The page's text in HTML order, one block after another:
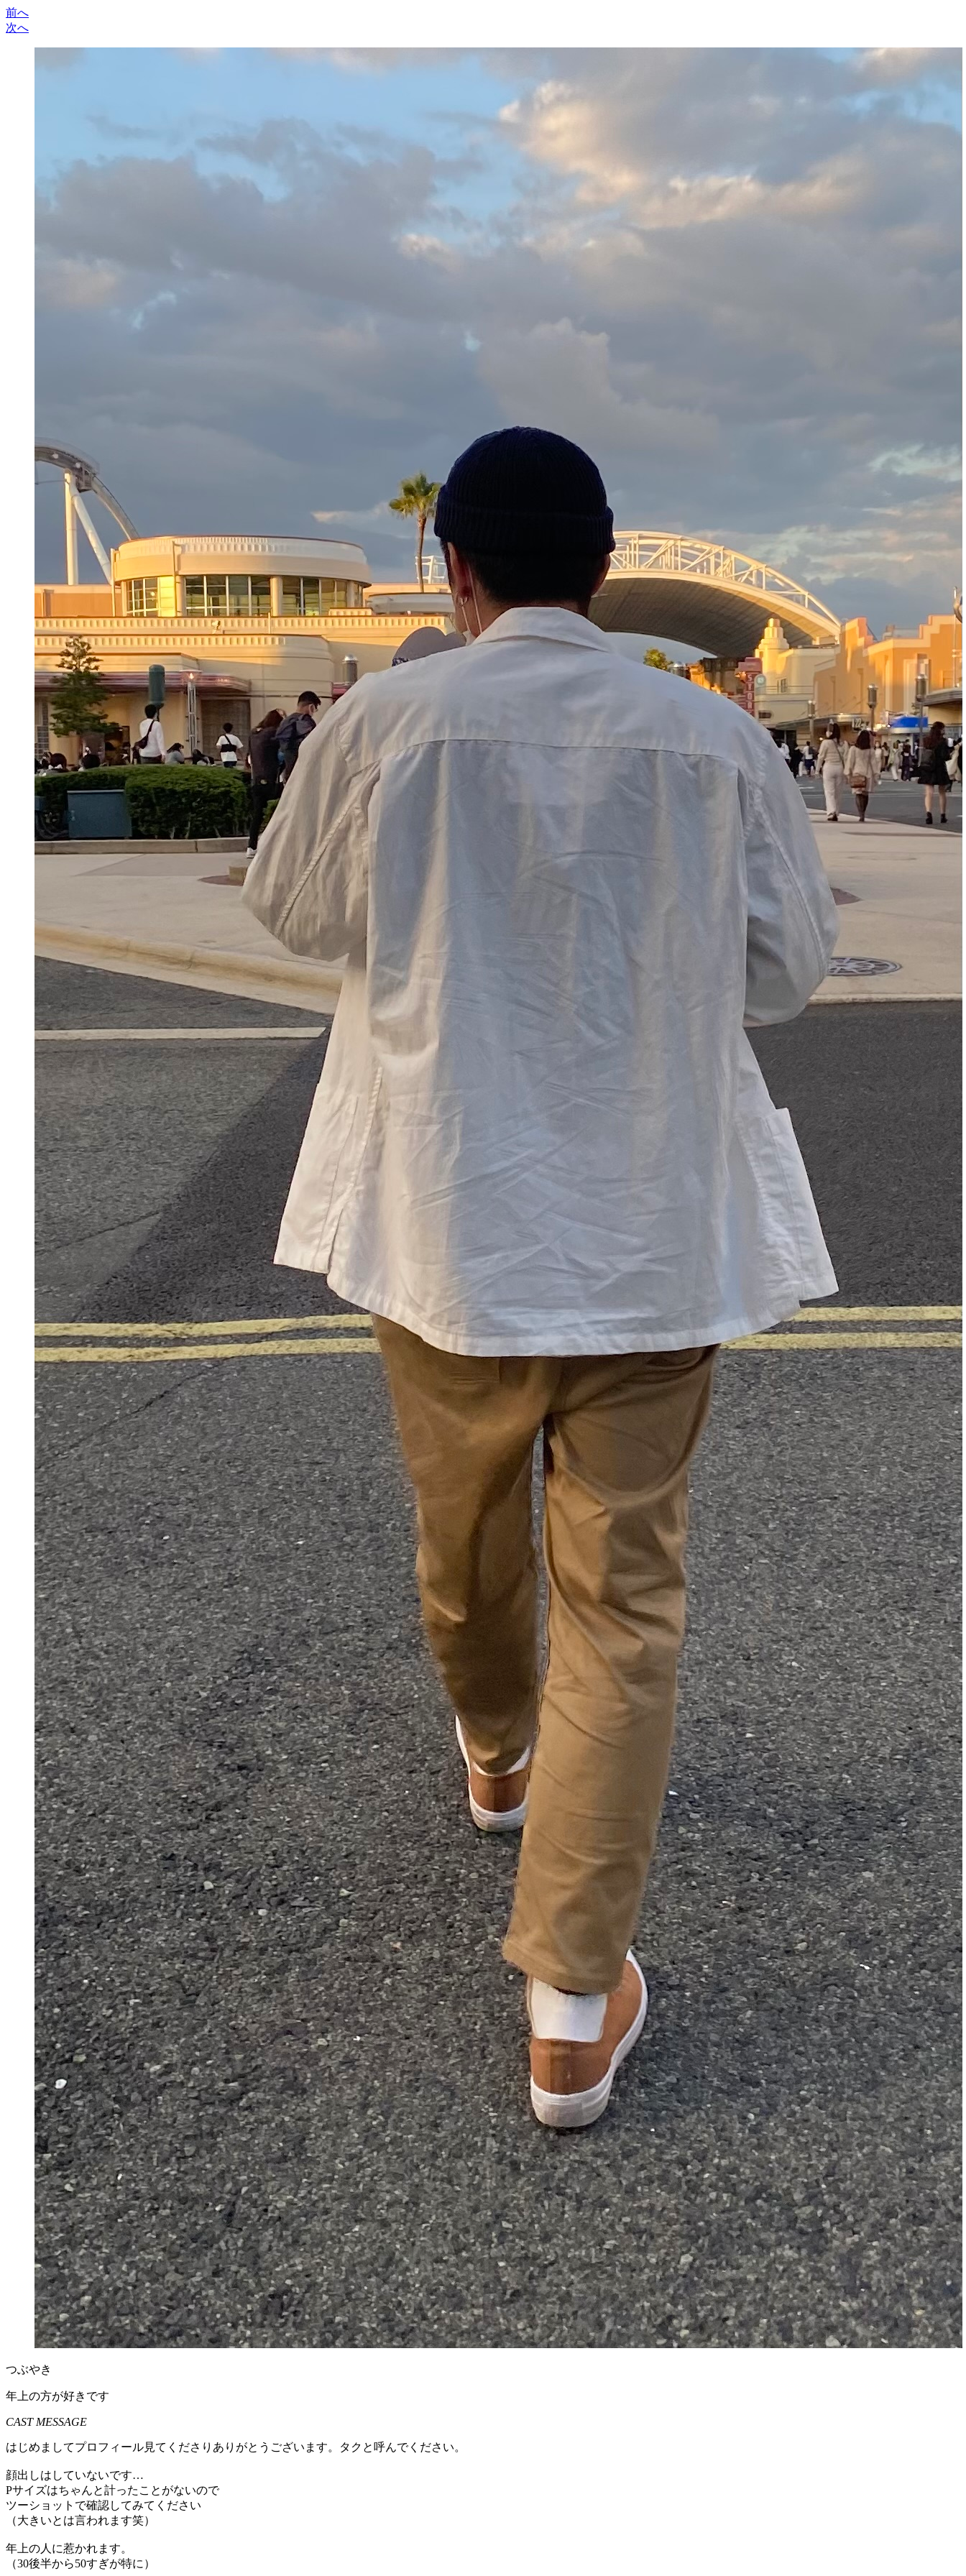
前へ
次へ
つぶやき
年上の方が好きです
CAST MESSAGE
はじめましてプロフィール見てくださりありがとうございます。タクと呼んでください。
顔出しはしていないです…
Pサイズはちゃんと計ったことがないので
ツーショットで確認してみてください
（大きいとは言われます笑）
年上の人に惹かれます。
（30後半から50すぎが特に）